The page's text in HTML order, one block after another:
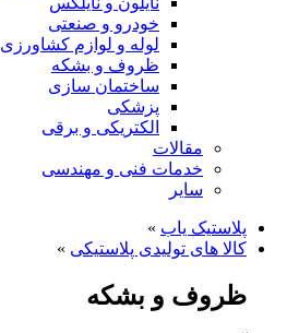
خودرو و صنعتی
لوله و لوازم کشاورزی
ظروف و بشکه
ساختمان سازی
پزشکی
الکتریکی و برقی
مقالات
خدمات فنی و مهندسی
سایر
پلاستیک یاب »
کالا های تولیدی پلاستیکی »
ظروف و بشکه